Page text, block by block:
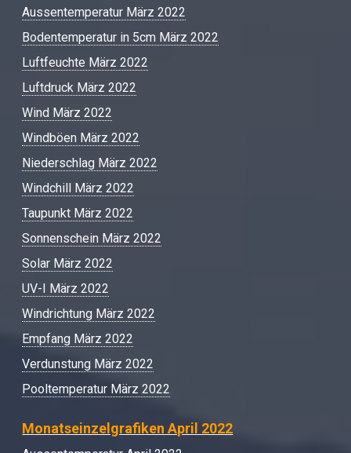
Aussentemperatur März 2022
Bodentemperatur in 5cm März 2022
Luftfeuchte März 2022
Luftdruck März 2022
Wind März 2022
Windböen März 2022
Niederschlag März 2022
Windchill März 2022
Taupunkt März 2022
Sonnenschein März 2022
Solar März 2022
UV-I März 2022
Windrichtung März 2022
Empfang März 2022
Verdunstung März 2022
Pooltemperatur März 2022
Monatseinzelgrafiken April 2022